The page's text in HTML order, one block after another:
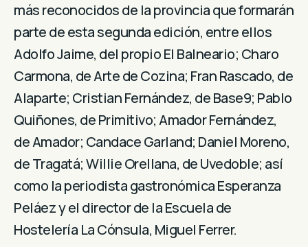
más reconocidos de la provincia que formarán
parte de esta segunda edición, entre ellos
Adolfo Jaime, del propio El Balneario; Charo
Carmona, de Arte de Cozina; Fran Rascado, de
Alaparte; Cristian Fernández, de Base9; Pablo
Quiñones, de Primitivo; Amador Fernández,
de Amador; Candace Garland; Daniel Moreno,
de Tragatá; Willie Orellana, de Uvedoble; así
como la periodista gastronómica Esperanza
Peláez y el director de la Escuela de
Hostelería La Cónsula, Miguel Ferrer.